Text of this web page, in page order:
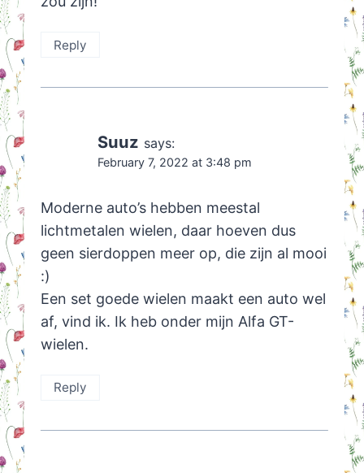
Reply
Suuz says:
February 7, 2022 at 3:48 pm
Moderne auto’s hebben meestal
lichtmetalen wielen, daar hoeven dus
geen sierdoppen meer op, die zijn al mooi
:)
Een set goede wielen maakt een auto wel
af, vind ik. Ik heb onder mijn Alfa GT-
wielen.
Reply